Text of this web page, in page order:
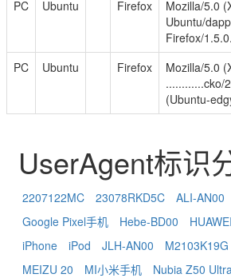
PC
Ubuntu Firefox
Mozilla/5.0
Ubuntu/
Firefox/
PC
Ubuntu Firefox
Mozilla/5.0
............cko/
(Ubuntu-
UserAgent标识
2207122MC 23078RKD5C ALI-AN00
Google Pixel手机
Hebe-BD00
iPhone
iPod JLH-AN00 M2103K19G
MEIZU 20
MI小米手机 Nubia Z50